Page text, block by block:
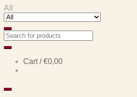
Skip
to
Skip
to
All
Cart /€0,00